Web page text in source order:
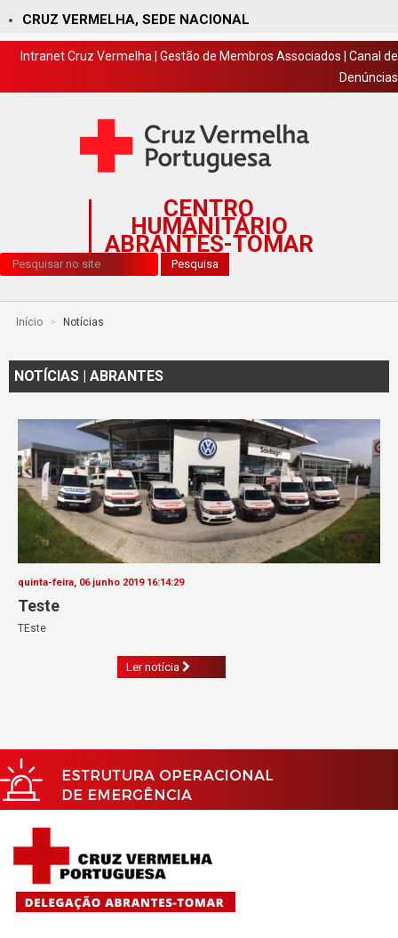
CRUZ VERMELHA, SEDE NACIONAL
Intranet Cruz Vermelha Gestão de Membros Associados
Canal de
Denúncias
CENTRO
HUMANITÁRIO
ABRANTES-TOMAR
Pesquisa... Pesquisa
Início > Notícias
NOTÍCIAS | ABRANTES
quinta-feira, 06 junho 2019 16:14:29
Teste
TEste
Ler notícia